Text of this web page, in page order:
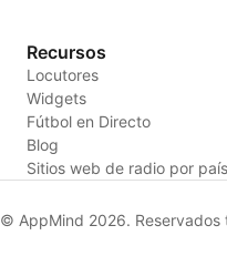
Recursos
Locutores
Widgets
Fútbol en Directo
Blog
Sitios web de radio por país
© AppMind 2026. Reservados